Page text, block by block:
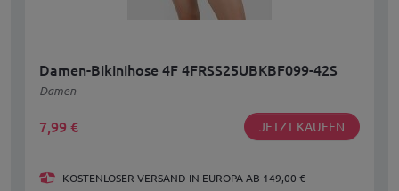
Damen-Bikinihose 4F 4FRSS25UBKBF099-42S
Damen
7,99 € JETZT KAUFEN
KOSTENLOSER VERSAND IN EUROPA AB 149,00 €